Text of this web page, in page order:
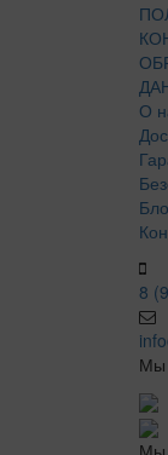
О
8
Мы
Мы